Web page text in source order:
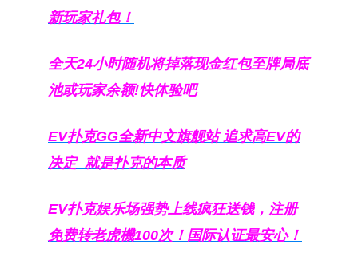
新玩家礼包！
全天24小时随机将掉落现金红包至牌局底
池或玩家余额!快体验吧
EV扑克GG全新中文旗舰站追求高EV的
决定 就是扑克的本质
EV扑克娱乐场强势上线疯狂送钱，注册
免费转老虎機100次！国际认证最安心！